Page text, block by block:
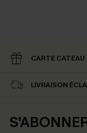
CARTE CATEAU
LIVRAISON